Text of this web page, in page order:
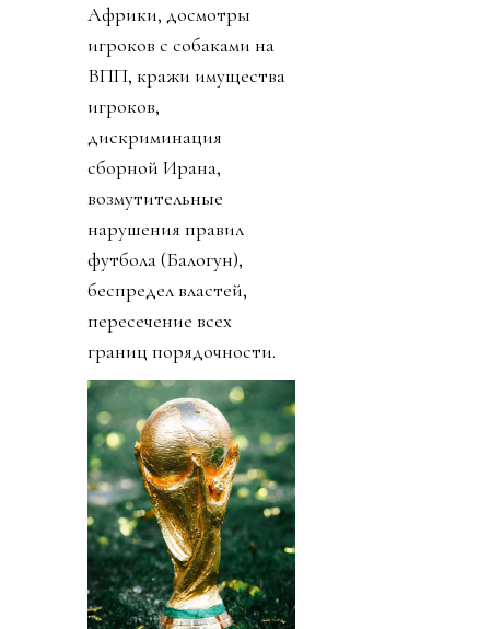
Африки, досмотры
игроков с собаками на
ВПП, кражи имущества
игроков,
дискриминация
сборной Ирана,
возмутительные
нарушения правил
футбола (Балогун),
беспредел властей,
пересечение всех
границ порядочности.